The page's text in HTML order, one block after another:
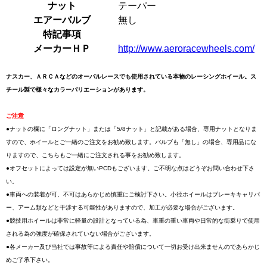
ナット
テーパー
エアーバルブ
無し
特記事項
メーカーＨＰ
http://www.aeroracewheels.com/
ナスカー、ＡＲＣＡなどのオーバルレースでも使用されている本物のレーシングホイール。ス
チール製で様々なカラーバリエーションがあります。
ご注意
●ナットの欄に「ロングナット」または「5/8ナット」と記載がある場合、専用ナットとなりま
すので、ホイールとご一緒のご注文をお勧め致します。バルブも「無し」の場合、専用品にな
りますので、こちらもご一緒にご注文される事をお勧め致します。
●オフセットによっては設定が無いPCDもございます。ご不明な点はどうぞお問い合わせ下さ
い。
●車両への装着が可、不可はあらかじめ慎重にご検討下さい。小径ホイールはブレーキキャリパ
ー、アーム類などと干渉する可能性がありますので、加工が必要な場合がございます。
●競技用ホイールは非常に軽量の設計となっている為、車重の重い車両や日常的な街乗りで使用
される為の強度が確保されていない場合がございます。
●各メーカー及び当社では事故等による責任や賠償について一切お受け出来ませんのであらかじ
めご了承下さい。